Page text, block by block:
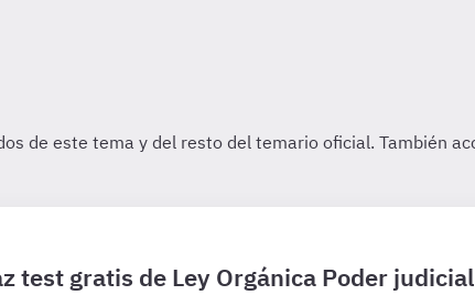
test gratis de Ley Orgánica Poder judicial